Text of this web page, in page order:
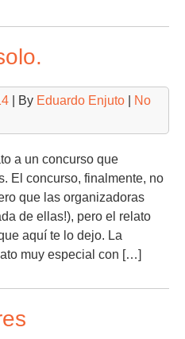
| By Eduardo Enjuto
No
a un concurso que
El concurso, finalmente, no
que las organizadoras
de ellas!), pero el relato
aquí te lo dejo. La
muy especial con […]